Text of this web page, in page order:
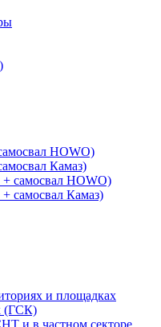
HOWO)
Камаз)
самосвал HOWO)
самосвал Камаз)
и площадках
(ГСК)
и в частном секторе